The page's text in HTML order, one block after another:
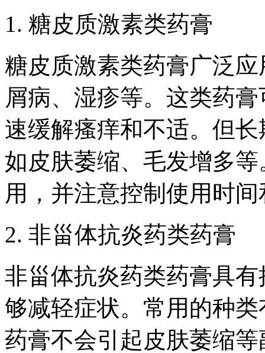
1. 糖皮质激素类药膏
糖皮质激素类药膏广泛
屑病、湿疹等。这类药
速缓解瘙痒和不适。但
如皮肤萎缩、毛发增多
用，并注意控制使用时
2. 非甾体抗炎药类药膏
非甾体抗炎药类药膏具
够减轻症状。常用的种
药膏不会引起皮肤萎缩